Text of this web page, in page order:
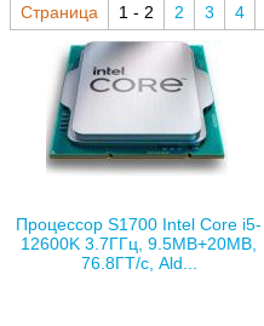
Страница 1 - 2 2 3 4
Процессор S1700 Intel Core i5-
12600K 3.7ГГц, 9.5MB+20MB,
76.8ГТ/с, Ald...